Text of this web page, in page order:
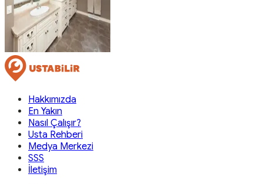
Hakkımızda
En Yakın
Nasıl Çalışır?
Usta Rehberi
Medya Merkezi
SSS
İletişim